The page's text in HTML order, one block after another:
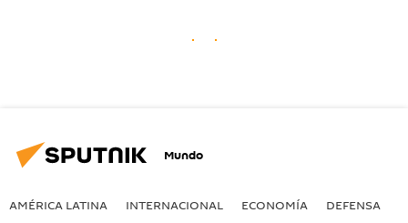
Mundo
AMÉRICA LATINA INTERNACIONAL ECONOMÍA DEFENSA